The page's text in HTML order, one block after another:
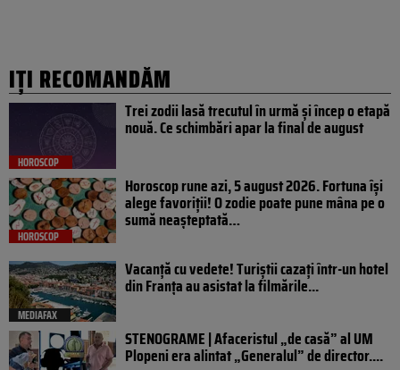
IȚI RECOMANDĂM
HOROSCOP
Trei zodii lasă trecutul în urmă și încep o etapă
nouă. Ce schimbări apar la final de august
HOROSCOP
Horoscop rune azi, 5 august 2026. Fortuna își
alege favoriții! O zodie poate pune mâna pe o
sumă neașteptată…
MEDIAFAX
Vacanță cu vedete! Turiștii cazați într-un hotel
din Franța au asistat la filmările...
STENOGRAME | Afaceristul „de casă” al UM
Plopeni era alintat „Generalul” de director....